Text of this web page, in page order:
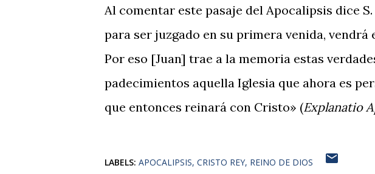
Al comentar este pasaje del Apocalipsis dice
para ser juzgado en su primera venida,
Por eso [Juan] trae a la memoria estas
padecimientos aquella Iglesia que ahora es
que entonces reinará con Cristo» (Explanatio
LABELS: APOCALIPSIS CRISTO REY REINO DE DIOS